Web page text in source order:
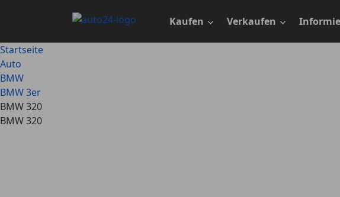
Kaufen Verkaufen
Startseite
Auto
BMW
BMW 3er
BMW 320
BMW 320